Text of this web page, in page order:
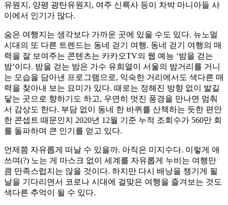
유원지, 양평 광탄유원지, 여주 신륵사 등이 차박 마니아들 사
이에서 인기가 많다.
숨은 여행지는 생각보다 가까운 곳에 있을 수도 있다. 뉴노멀
시대의 또 다른 트렌드는 동네 걷기 여행. 동네 걷기 여행의 매
력을 잘 보여주는 콘텐츠는 카카오TV의 웹 예능 ‘밤을 걷는
밤’이다. 밤을 걷는 밤은 가수 유희열이 서울의 밤거리를 거니
는 모습을 담아낸 프로그램으로, 익숙한 거리에서도 색다른 매
력을 찾아내 보는 묘미가 있다. 때로는 정해진 방향 없이 발길
닿는 곳으로 향하기도 하고, 우연히 멋진 풍경을 만나면 멈춰
서 감상도 한다. 부담 없이 동네 한 바퀴를 산책하는 듯한 편안
한 콘셉트 때문인지 2020년 12월 기준 누적 조회수가 560만 회
를 돌파하며 큰 인기를 얻고 있다.
언제쯤 자유롭게 떠날 수 있을까. 아직은 미지수다. 이렇게 애
쓰며(?) 노는 게 마스크 없이 세계를 자유롭게 누비는 여행만
큼 만족스럽지는 않을 것이다. 하지만 다시 배낭을 챙기게 될
날을 기다리면서 코로나 시대에 걸맞은 여행을 즐겨보는 것도
색다른 추억이 될 수 있다.